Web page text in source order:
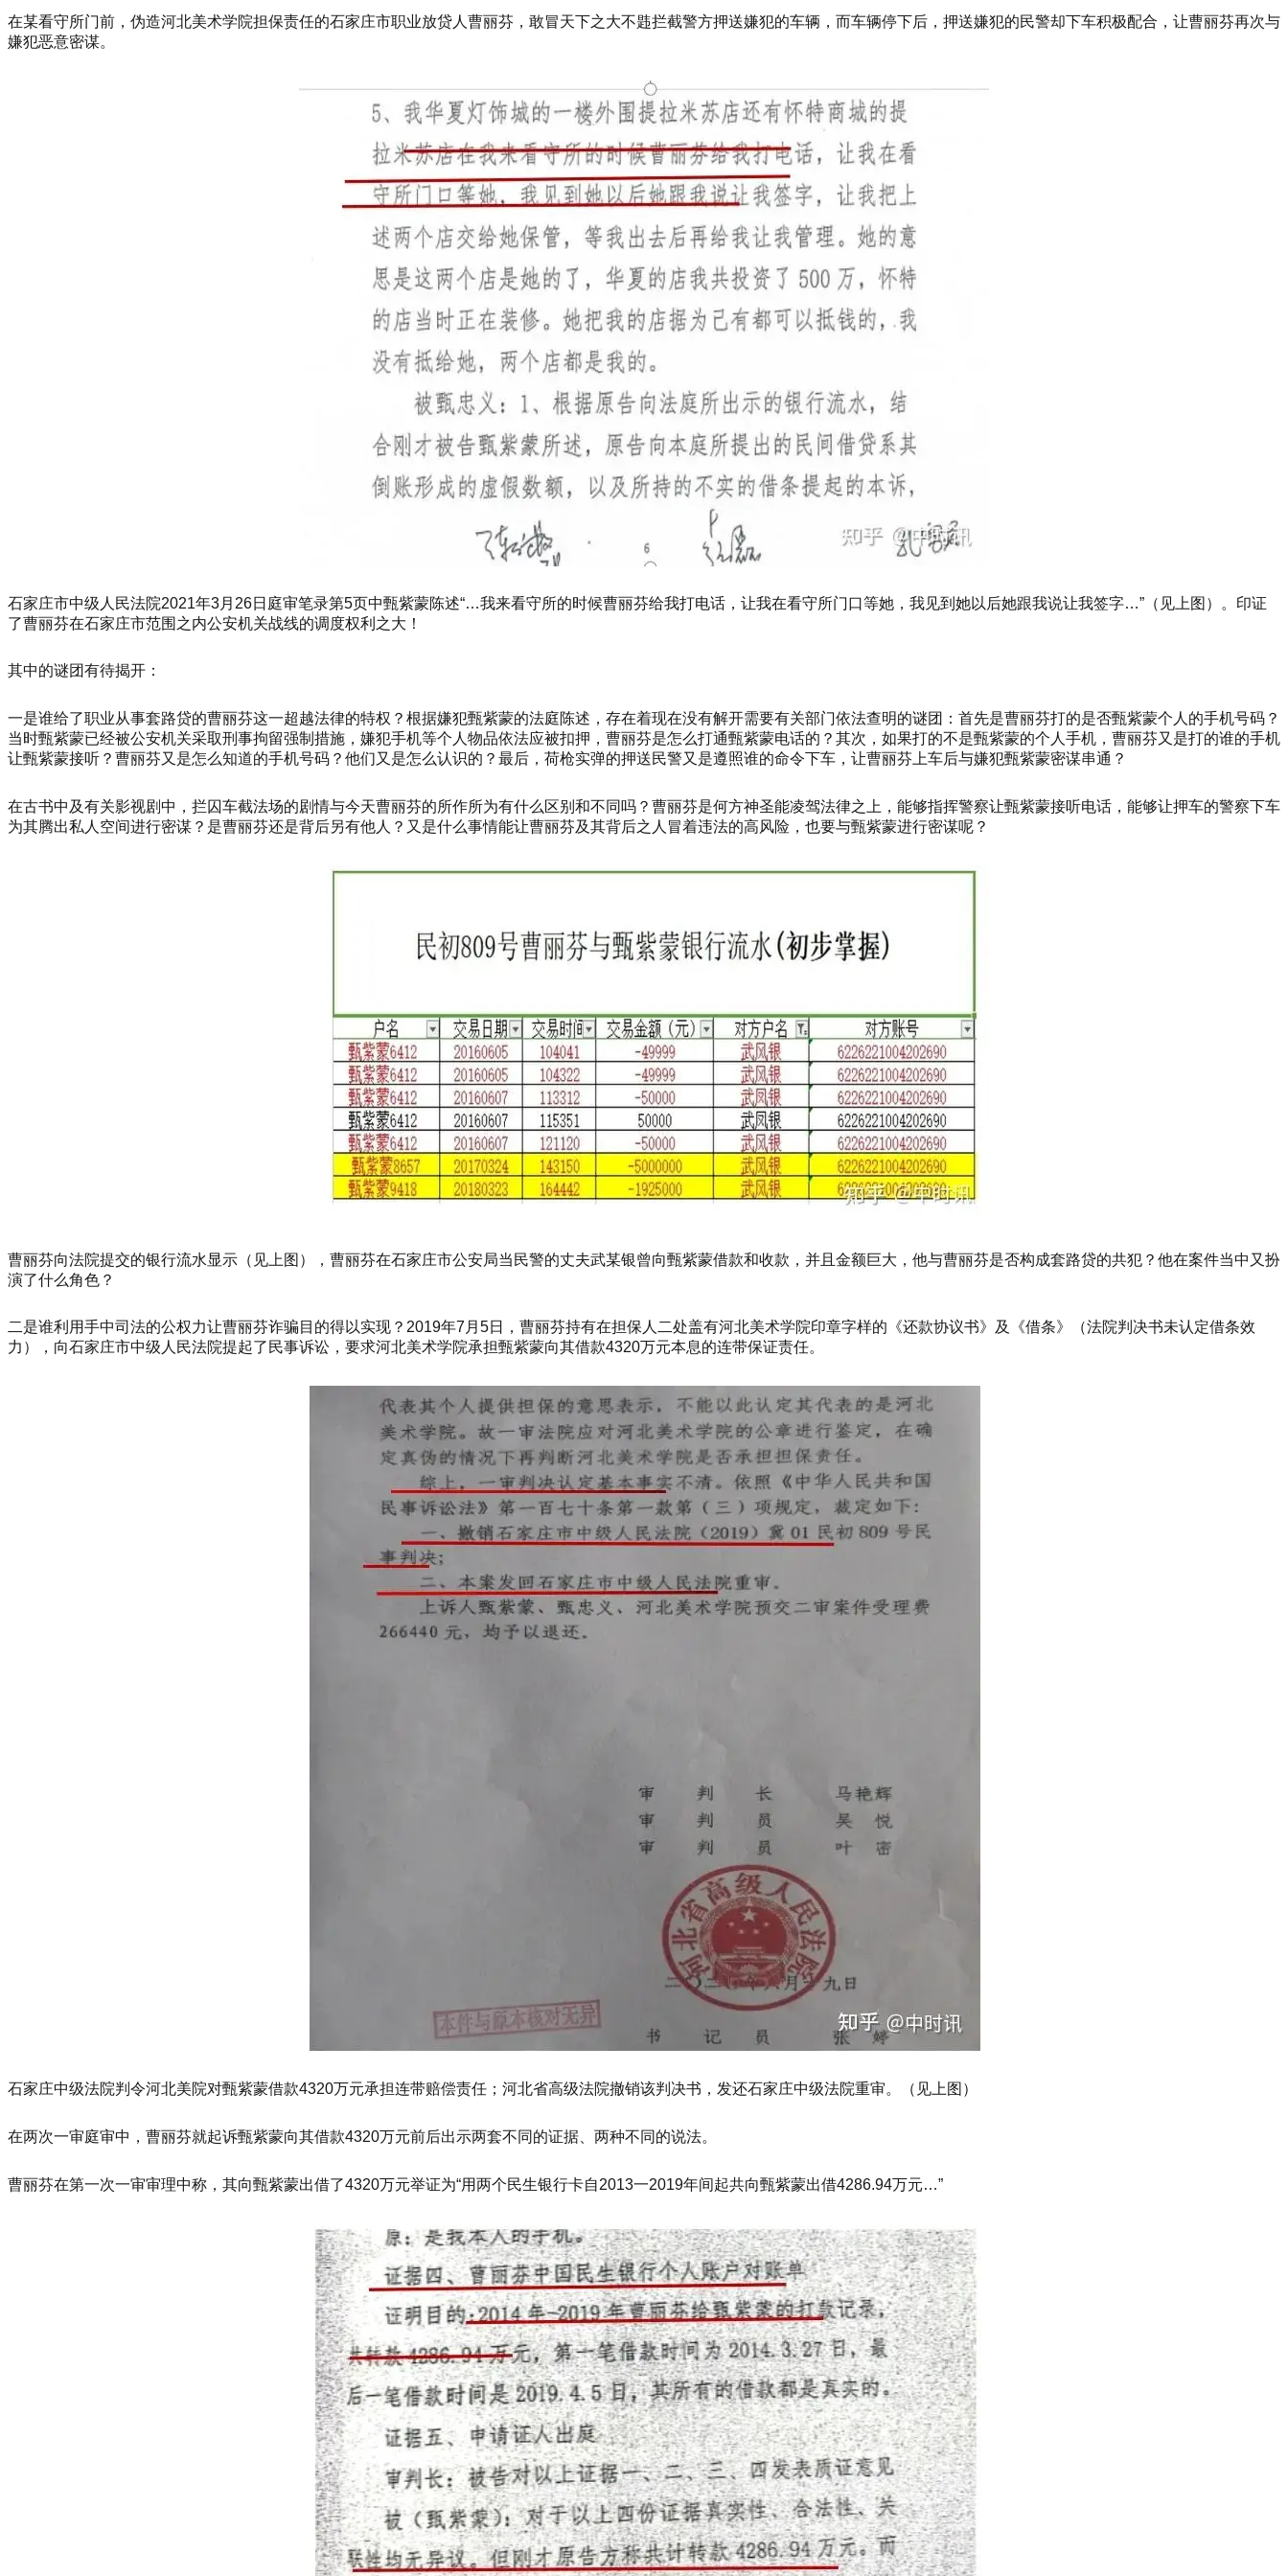
在某看守所门前，伪造河北美术学院担保责任的石家庄市职业放贷人曹丽芬，敢冒天下之大不韪拦截警方押送嫌犯的车辆，而车辆停下后，押送嫌犯的民警却下车积极配合，让曹丽芬再次与
嫌犯恶意密谋。
石家庄市中级人民法院2021年3月26日庭审笔录第5页中甄紫蒙陈述“…我来看守所的时候曹丽芬给我打电话，让我在看守所门口等她，我见到她以后她跟我说让我签字…”（见上图）。印证
了曹丽芬在石家庄市范围之内公安机关战线的调度权利之大！
其中的谜团有待揭开：
一是谁给了职业从事套路贷的曹丽芬这一超越法律的特权？根据嫌犯甄紫蒙的法庭陈述，存在着现在没有解开需要有关部门依法查明的谜团：首先是曹丽芬打的是否甄紫蒙个人的手机号码？
当时甄紫蒙已经被公安机关采取刑事拘留强制措施，嫌犯手机等个人物品依法应被扣押，曹丽芬是怎么打通甄紫蒙电话的？其次，如果打的不是甄紫蒙的个人手机，曹丽芬又是打的谁的手机
让甄紫蒙接听？曹丽芬又是怎么知道的手机号码？他们又是怎么认识的？最后，荷枪实弹的押送民警又是遵照谁的命令下车，让曹丽芬上车后与嫌犯甄紫蒙密谋串通？
在古书中及有关影视剧中，拦囚车截法场的剧情与今天曹丽芬的所作所为有什么区别和不同吗？曹丽芬是何方神圣能凌驾法律之上，能够指挥警察让甄紫蒙接听电话，能够让押车的警察下车
为其腾出私人空间进行密谋？是曹丽芬还是背后另有他人？又是什么事情能让曹丽芬及其背后之人冒着违法的高风险，也要与甄紫蒙进行密谋呢？
曹丽芬向法院提交的银行流水显示（见上图），曹丽芬在石家庄市公安局当民警的丈夫武某银曾向甄紫蒙借款和收款，并且金额巨大，他与曹丽芬是否构成套路贷的共犯？他在案件当中又扮
演了什么角色？
二是谁利用手中司法的公权力让曹丽芬诈骗目的得以实现？2019年7月5日，曹丽芬持有在担保人二处盖有河北美术学院印章字样的《还款协议书》及《借条》（法院判决书未认定借条效
力），向石家庄市中级人民法院提起了民事诉讼，要求河北美术学院承担甄紫蒙向其借款4320万元本息的连带保证责任。
石家庄中级法院判令河北美院对甄紫蒙借款4320万元承担连带赔偿责任；河北省高级法院撤销该判决书，发还石家庄中级法院重审。（见上图）
在两次一审庭审中，曹丽芬就起诉甄紫蒙向其借款4320万元前后出示两套不同的证据、两种不同的说法。
曹丽芬在第一次一审审理中称，其向甄紫蒙出借了4320万元举证为“用两个民生银行卡自2013一2019年间起共向甄紫蒙出借4286.94万元…”